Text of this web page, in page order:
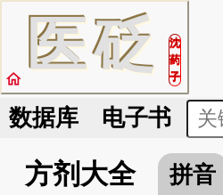
医砭
沈
药
子
home
数据库 电子书
方剂大全 拼音